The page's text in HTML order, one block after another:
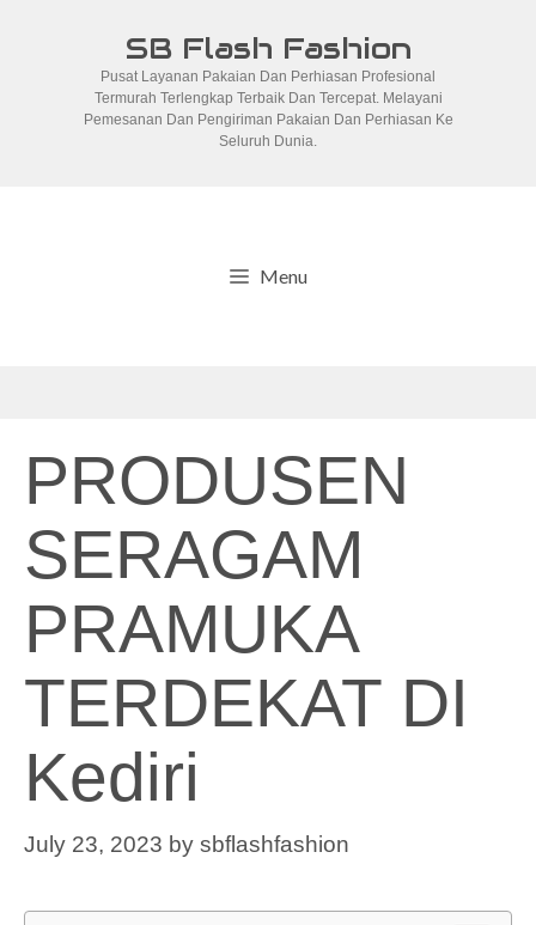
SB Flash Fashion
Pusat Layanan Pakaian Dan Perhiasan Profesional
Termurah Terlengkap Terbaik Dan Tercepat. Melayani
Pemesanan Dan Pengiriman Pakaian Dan Perhiasan Ke
Seluruh Dunia.
Menu
PRODUSEN
SERAGAM
PRAMUKA
TERDEKAT DI
Kediri
July 23, 2023 by sbflashfashion